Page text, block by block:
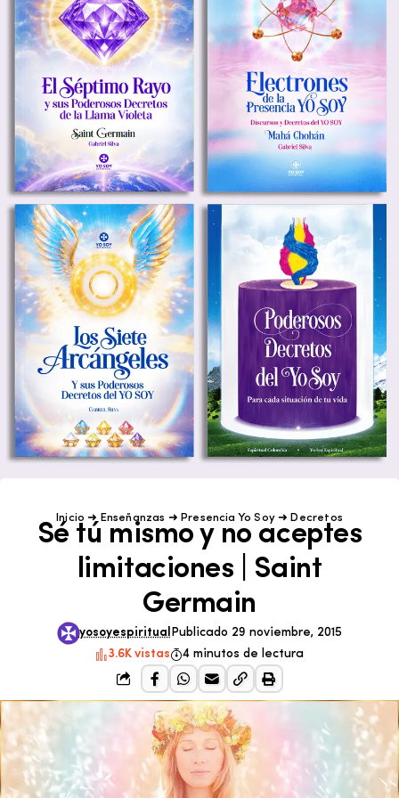
Inicio ➜ Enseñanzas ➜ Presencia Yo Soy➜ Decretos
Sé tú mismo y no aceptes
limitaciones | Saint
Germain
yosoyespiritual Publicado 29 noviembre, 2015
3.6K vistas
4 minutos de lectura